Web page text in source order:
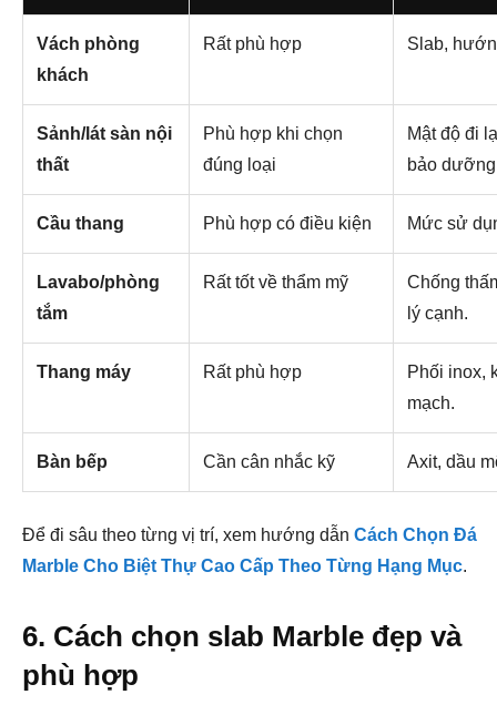
Vách phòng
khách
Rất phù hợp Slab,
Sảnh/lát sàn nội
thất
Phù hợp khi chọn
đúng loại
Mật độ đi
bảo
Cầu thang Phù hợp có điều kiện Mức sử
Lavabo/phòng
tắm
Rất tốt về thẩm mỹ
Chống
lý cạnh.
Thang máy Rất phù hợp
Phối inox,
mạch.
Bàn bếp Cần cân nhắc kỹ Axit, dầu
Để đi sâu theo từng vị trí, xem hướng dẫn Cách Chọn Đá
Marble Cho Biệt Thự Cao Cấp Theo Từng Hạng Mục.
6. Cách chọn slab Marble đẹp và
phù hợp